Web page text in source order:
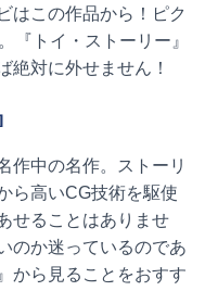
はこの作品から！ピク
『トイ・ストーリー』
絶対に外せません！
作中の名作。ストーリ
ら高いCG技術を駆使
せることはありませ
のか迷っているのであ
から見ることをおすす